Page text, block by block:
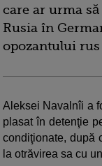
care ar urma
Rusia în
opozantului
Aleksei Navalnîi a
plasat în detenţie
condiţionate, după
la otrăvirea sa cu